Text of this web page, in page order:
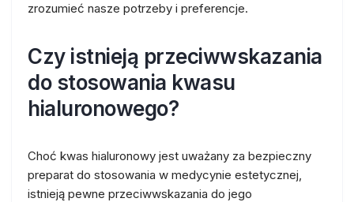
zrozumieć nasze potrzeby i preferencje.
Czy istnieją przeciwwskazania
do stosowania kwasu
hialuronowego?
Choć kwas hialuronowy jest uważany za bezpieczny
preparat do stosowania w medycynie estetycznej,
istnieją pewne przeciwwskazania do jego